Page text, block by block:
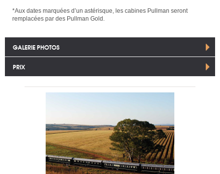
*Aux dates marquées d’un astérisque, les cabines Pullman seront
remplacées par des Pullman Gold.
GALERIE PHOTOS
PRIX